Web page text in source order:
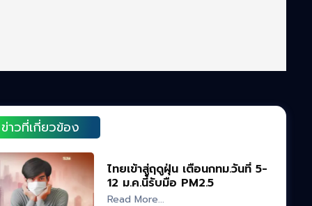
ข่าวที่เกี่ยวข้อง
ไทยเข้าสู่ฤดูฝุ่น เตือนกทม.วันที่ 5-
12 ม.ค.นี้รับมือ PM2.5
Read More...